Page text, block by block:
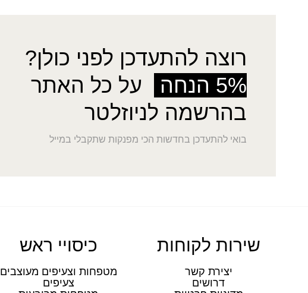
רוצה להתעדכן לפני כולן?
5% הנחה
על כל האתר
בהרשמה לניוזלטר
בואי להתעדכן בחדשות הכי מפנקות שתקבלי במייל
שירות לקוחות
יצירת קשר
דרושים
כיסויי ראש
מטפחות וצעיפים מעוצבים
צעיפים